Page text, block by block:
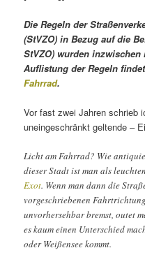
Die Regeln der
(StVZO) in Bezug auf die
StVZO) wurden
Auflistung der Regeln
Fahrrad.
Vor fast zwei Jahren schrieb
uneingeschränkt geltende –
Licht am Fahrrad? Wie
dieser Stadt ist man als
Exot. Wenn man dann die
vorgeschriebenen
unvorhersehbar bremst, outet
es kaum einen Unterschied
oder Weißensee kommt.